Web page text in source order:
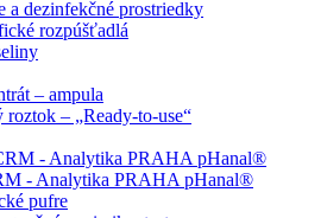
a dezinfekčné prostriedky
rozpúšťadlá
– ampula
roztok – „Ready-to-use“
- Analytika PRAHA pHanal®
- Analytika PRAHA pHanal®
pufre